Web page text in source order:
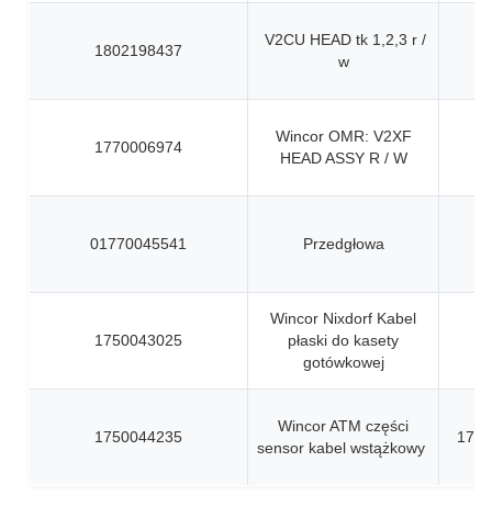
1802198437
V2CU HEAD tk 1,2,3 r /
w
1770006974
Wincor OMR: V2XF
HEAD ASSY R / W
01770045541 Przedgłowa
1750043025
Wincor Nixdorf Kabel
płaski do kasety
gotówkowej
1750044235
Wincor ATM części
sensor kabel wstążkowy